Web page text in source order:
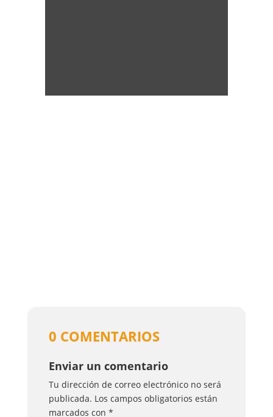
0 COMENTARIOS
Enviar un comentario
Tu dirección de correo electrónico no será
publicada. Los campos obligatorios están
marcados con *